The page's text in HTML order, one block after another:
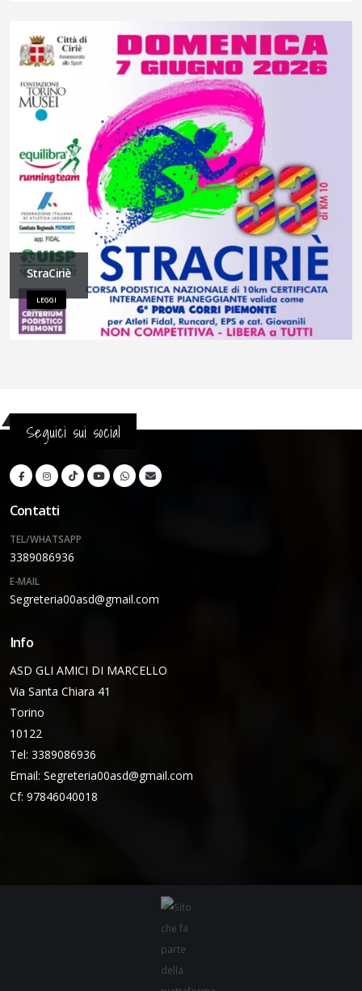
StraCiriè
LEGGI
Seguici sui social
Contatti
TEL/WHATSAPP
3389086936
E-MAIL
Segreteria00asd@gmail.com
Info
ASD GLI AMICI DI MARCELLO
Via Santa Chiara 41
Torino
10122
Tel: 3389086936
Email: Segreteria00asd@gmail.com
Cf: 97846040018